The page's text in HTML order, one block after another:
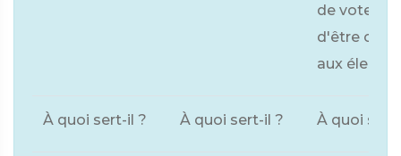
de voter ou
d'être
aux
À quoi sert-il ? À quoi sert-il ? À quoi